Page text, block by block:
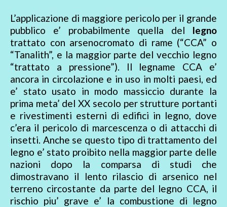
L’applicazione di maggiore pericolo per il grande
pubblico e’ probabilmente quella del legno
trattato con arsenocromato di rame (“CCA” o
“Tanalith”, e la maggior parte del vecchio legno
“trattato a pressione”). Il legname CCA e’
ancora in circolazione e in uso in molti paesi, ed
e’ stato usato in modo massiccio durante la
prima meta’ del XX secolo per strutture portanti
e rivestimenti esterni di edifici in legno, dove
c’era il pericolo di marcescenza o di attacchi di
insetti. Anche se questo tipo di trattamento del
legno e’ stato proibito nella maggior parte delle
nazioni dopo la comparsa di studi che
dimostravano il lento rilascio di arsenico nel
terreno circostante da parte del legno CCA, il
rischio piu’ grave e’ la combustione di legno